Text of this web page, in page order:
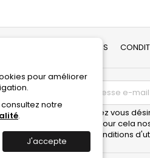
MENTIONS LÉGALES
pour améliorer
notre
.
J'accepte
Vous pouvez vous
trouverez pour cela
dans les conditions